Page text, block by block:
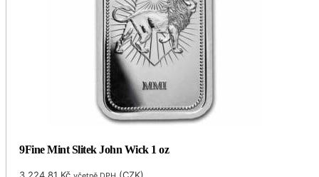
9Fine Mint Slitek John Wick 1 oz